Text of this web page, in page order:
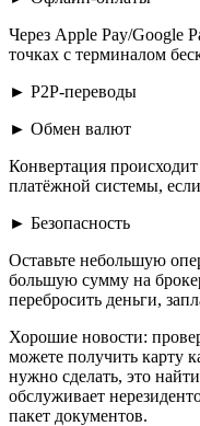
Через Apple Pay/Google
точках с терминалом
► P2P-переводы
► Обмен валют
Конвертация
платёжной системы,
► Безопасность
Оставьте небольшую
большую сумму на
перебросить деньги,
Хорошие новости:
можете получить карту
нужно сделать, это
обслуживает
пакет документов.